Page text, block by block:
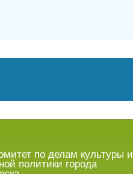
по делам культуры и
политики города